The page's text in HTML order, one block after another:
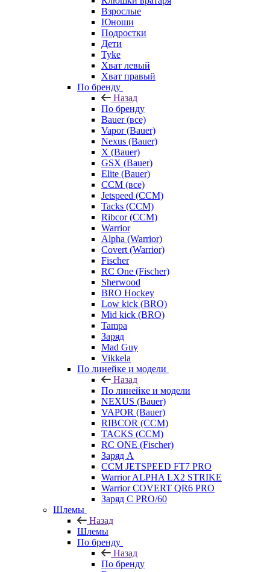
Взрослые
Юноши
Подростки
Дети
Tyke
Хват левый
Хват правый
По бренду
Назад
По бренду
Bauer (все)
Vapor (Bauer)
Nexus (Bauer)
X (Bauer)
GSX (Bauer)
Elite (Bauer)
CCM (все)
Jetspeed (CCM)
Tacks (CCM)
Ribcor (CCM)
Warrior
Alpha (Warrior)
Covert (Warrior)
Fischer
RC One (Fischer)
Sherwood
BRO Hockey
Low kick (BRO)
Mid kick (BRO)
Tampa
Заряд
Mad Guy
Vikkela
По линейке и модели
Назад
По линейке и модели
NEXUS (Bauer)
VAPOR (Bauer)
RIBCOR (CCM)
TACKS (CCM)
RC ONE (Fischer)
Заряд А
CCM JETSPEED FT7 PRO
Warrior ALPHA LX2 STRIKE
Warrior COVERT QR6 PRO
Заряд С PRO/60
Шлемы
Назад
Шлемы
По бренду
Назад
По бренду